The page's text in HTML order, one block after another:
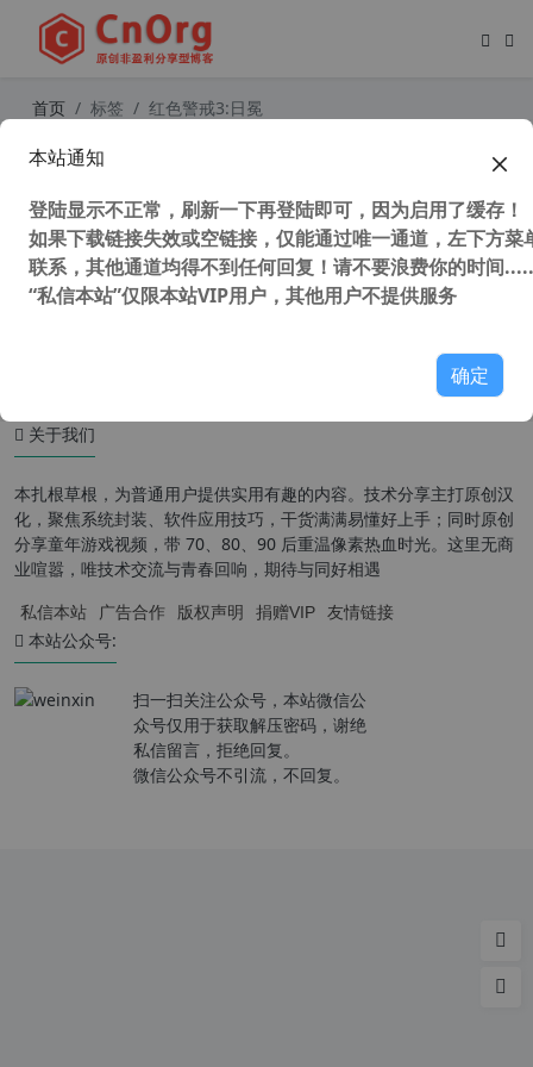
首页 标签 红色警戒3:日冕
命令与征服 红色警戒3:日冕MOD 3.5.
关于我们
本扎根草根，为普通用户提供实用有趣的内容。技术分享主打原创汉
化，聚焦系统封装、软件应用技巧，干货满满易懂好上手；同时原创
分享童年游戏视频，带 70、80、90 后重温像素热血时光。这里无商
业喧嚣，唯技术交流与青春回响，期待与同好相遇
私信本站 广告合作 版权声明 捐赠VIP 友情链接
本站公众号:
扫一扫关注公众号，本站微信公
众号仅用于获取解压密码，谢绝
私信留言，拒绝回复。
微信公众号不引流，不回复。
本站通知
登陆显示不正常，刷新一下再登陆即可，因为启用了缓存！
如果下载链接失效或空链接，仅能通过唯一通道，左下方菜
联系，其他通道均得不到任何回复！请不要浪费你的时间
“私信本站”仅限本站VIP用户，其他用户不提供服务
确定